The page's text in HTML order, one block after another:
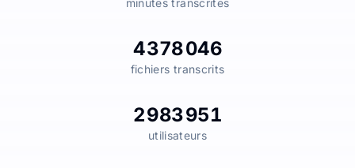
4 378 046
fichiers transcrits
2 983 951
utilisateurs